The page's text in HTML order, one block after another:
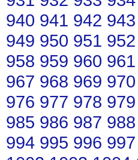
940 941 942 943
949 950 951 952
958 959 960 961
967 968 969 970
976 977 978 979
985 986 987 988
994 995 996 997